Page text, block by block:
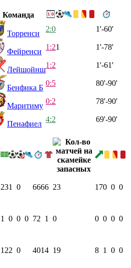
Команда
Торренси
2:0
1'-60'
Фейренси
1:21
1'-78'
Лейшойнш
1:2
1'-61'
Бенфика Б
0:5
80'-90'
Маритиму
0:2
78'-90'
Пенафиел
4:2
69'-90'
231 0 6666 23 170 0 0
1 0 0 0 72 1 0 0 0 0 0
122 0 4014 19 8 1 0 0